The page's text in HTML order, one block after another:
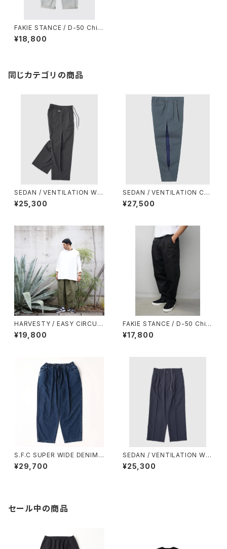
FAKIE STANCE / D-50 Chin
o WHT
¥18,800
同じカテゴリの商品
SEDAN / VENTILATION WID
E SLACKS
¥25,300
SEDAN / VENTILATION CHI
NO SLACKS
¥27,500
HARVESTY / EASY CIRCUS
PANTS / A11709 -EZ
¥19,800
FAKIE STANCE / D-50 Chin
o BLK
¥17,800
S.F.C SUPER WIDE DENIM P
ANTS Indigo【SFCFW23P0
6】
¥29,700
SEDAN / VENTILATION WID
E SLACKS
¥25,300
セール中の商品